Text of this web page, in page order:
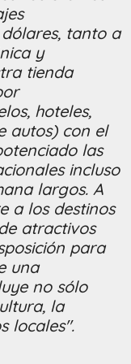
tanto a
y
tienda
hoteles,
autos) con el
las
incluso
largos. A
a los destinos
atractivos
para
una
no sólo
la
locales".